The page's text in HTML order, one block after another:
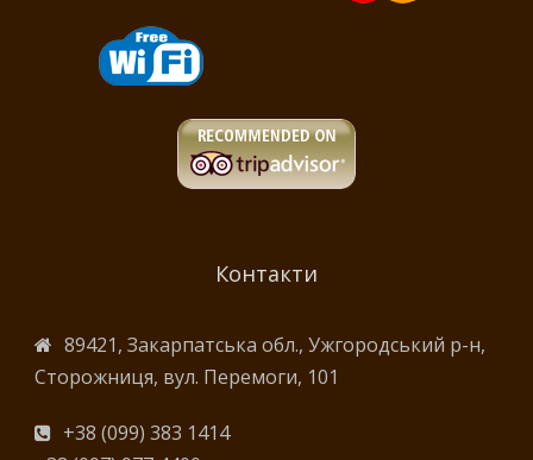
Контакти
89421, Закарпатська обл., Ужгородський р-н,
Сторожниця, вул. Перемоги, 101
+38 (099) 383 1414